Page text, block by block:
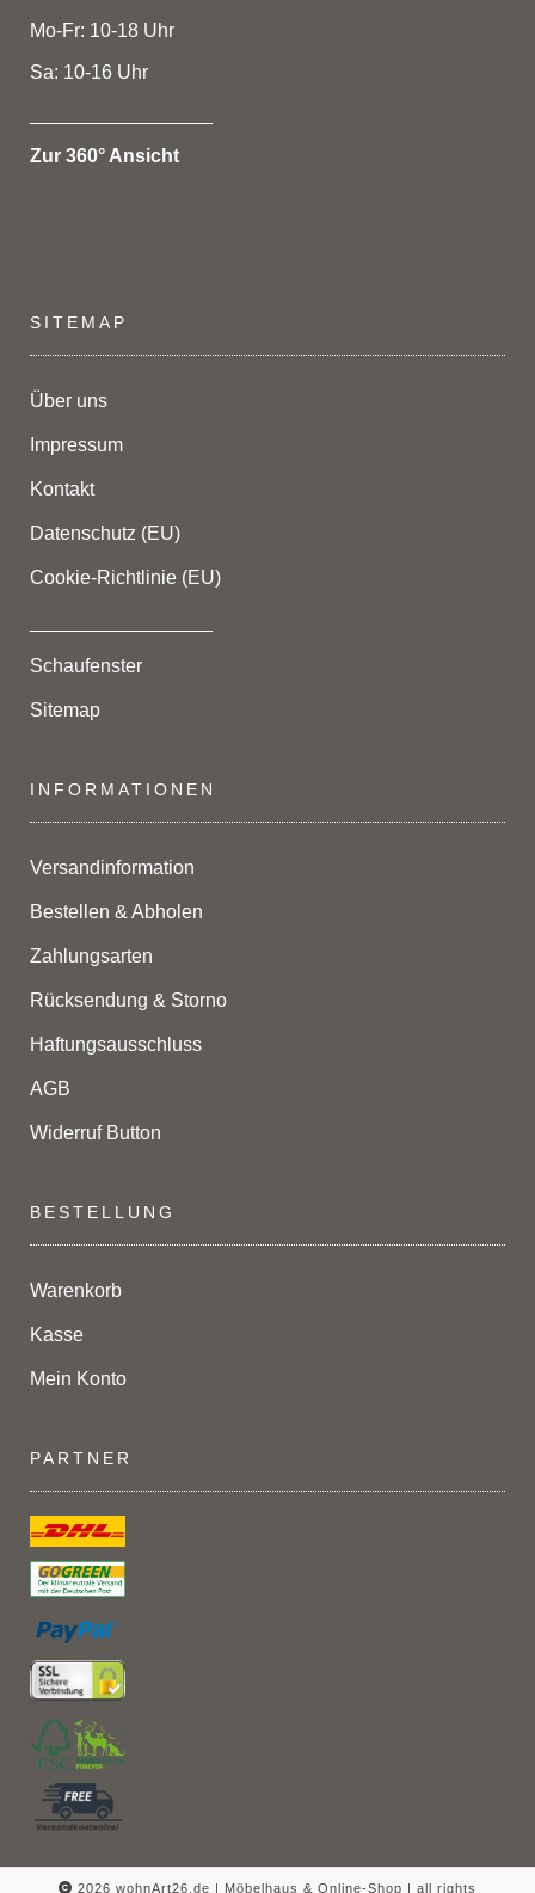
Mo-Fr: 10-18 Uhr
Sa: 10-16 Uhr
Zur 360° Ansicht
SITEMAP
Über uns
Impressum
Kontakt
Datenschutz (EU)
Cookie-Richtlinie (EU)
Schaufenster
Sitemap
INFORMATIONEN
Versandinformation
Bestellen & Abholen
Zahlungsarten
Rücksendung & Storno
Haftungsausschluss
AGB
Widerruf Button
BESTELLUNG
Warenkorb
Kasse
Mein Konto
PARTNER
2026 wohnArt26.de | Möbelhaus & Online-Shop | all rights